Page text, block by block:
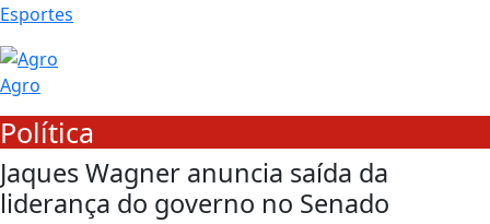
Esportes
Agro
Política
Jaques Wagner anuncia saída da
liderança do governo no Senado